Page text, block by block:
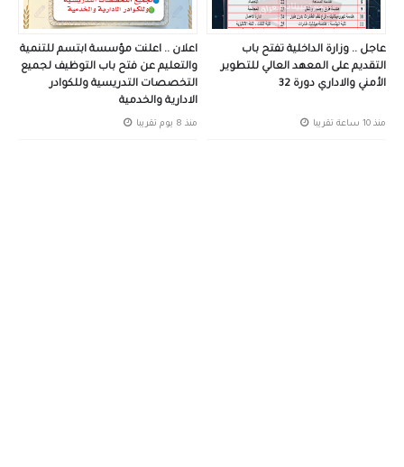
اعلان .. اعلنت مؤسسة ابتسم للتنمية
والتعليم عن فتح باب التوظيف لجميع
التخصصات التدريسية وللكوادر
الادارية والخدمية
منذ 8 يوم تقريبا
عاجل .. وزارة الداخلية تفتح باب
التقديم على المعهد العالي للتطوير
الأمني والاداري دورة 32
منذ 10 ساعة تقريبا